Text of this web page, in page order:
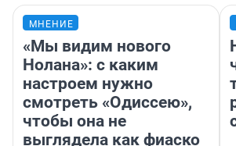
МНЕНИЕ
«Мы видим нового
Нолана»: с каким
настроем нужно
смотреть «Одиссею»,
чтобы она не
выглядела как фиаско